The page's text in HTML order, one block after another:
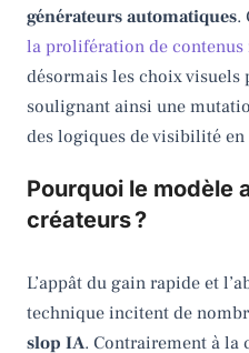
générateurs automatiques.
la prolifération de contenus
désormais les choix visuels
soulignant ainsi une
des logiques de visibilité
Pourquoi le modèle
créateurs ?
L’appât du gain rapide et
technique incitent de
slop IA. Contrairement à la